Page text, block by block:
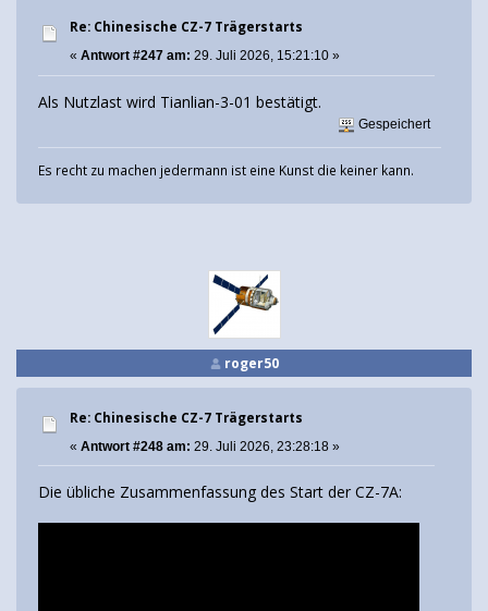
Re: Chinesische CZ-7 Trägerstarts
« Antwort #247 am: 29. Juli 2026, 15:21:10 »
Als Nutzlast wird Tianlian-3-01 bestätigt.
Gespeichert
Es recht zu machen jedermann ist eine Kunst die keiner kann.
roger50
Re: Chinesische CZ-7 Trägerstarts
« Antwort #248 am: 29. Juli 2026, 23:28:18 »
Die übliche Zusammenfassung des Start der CZ-7A: